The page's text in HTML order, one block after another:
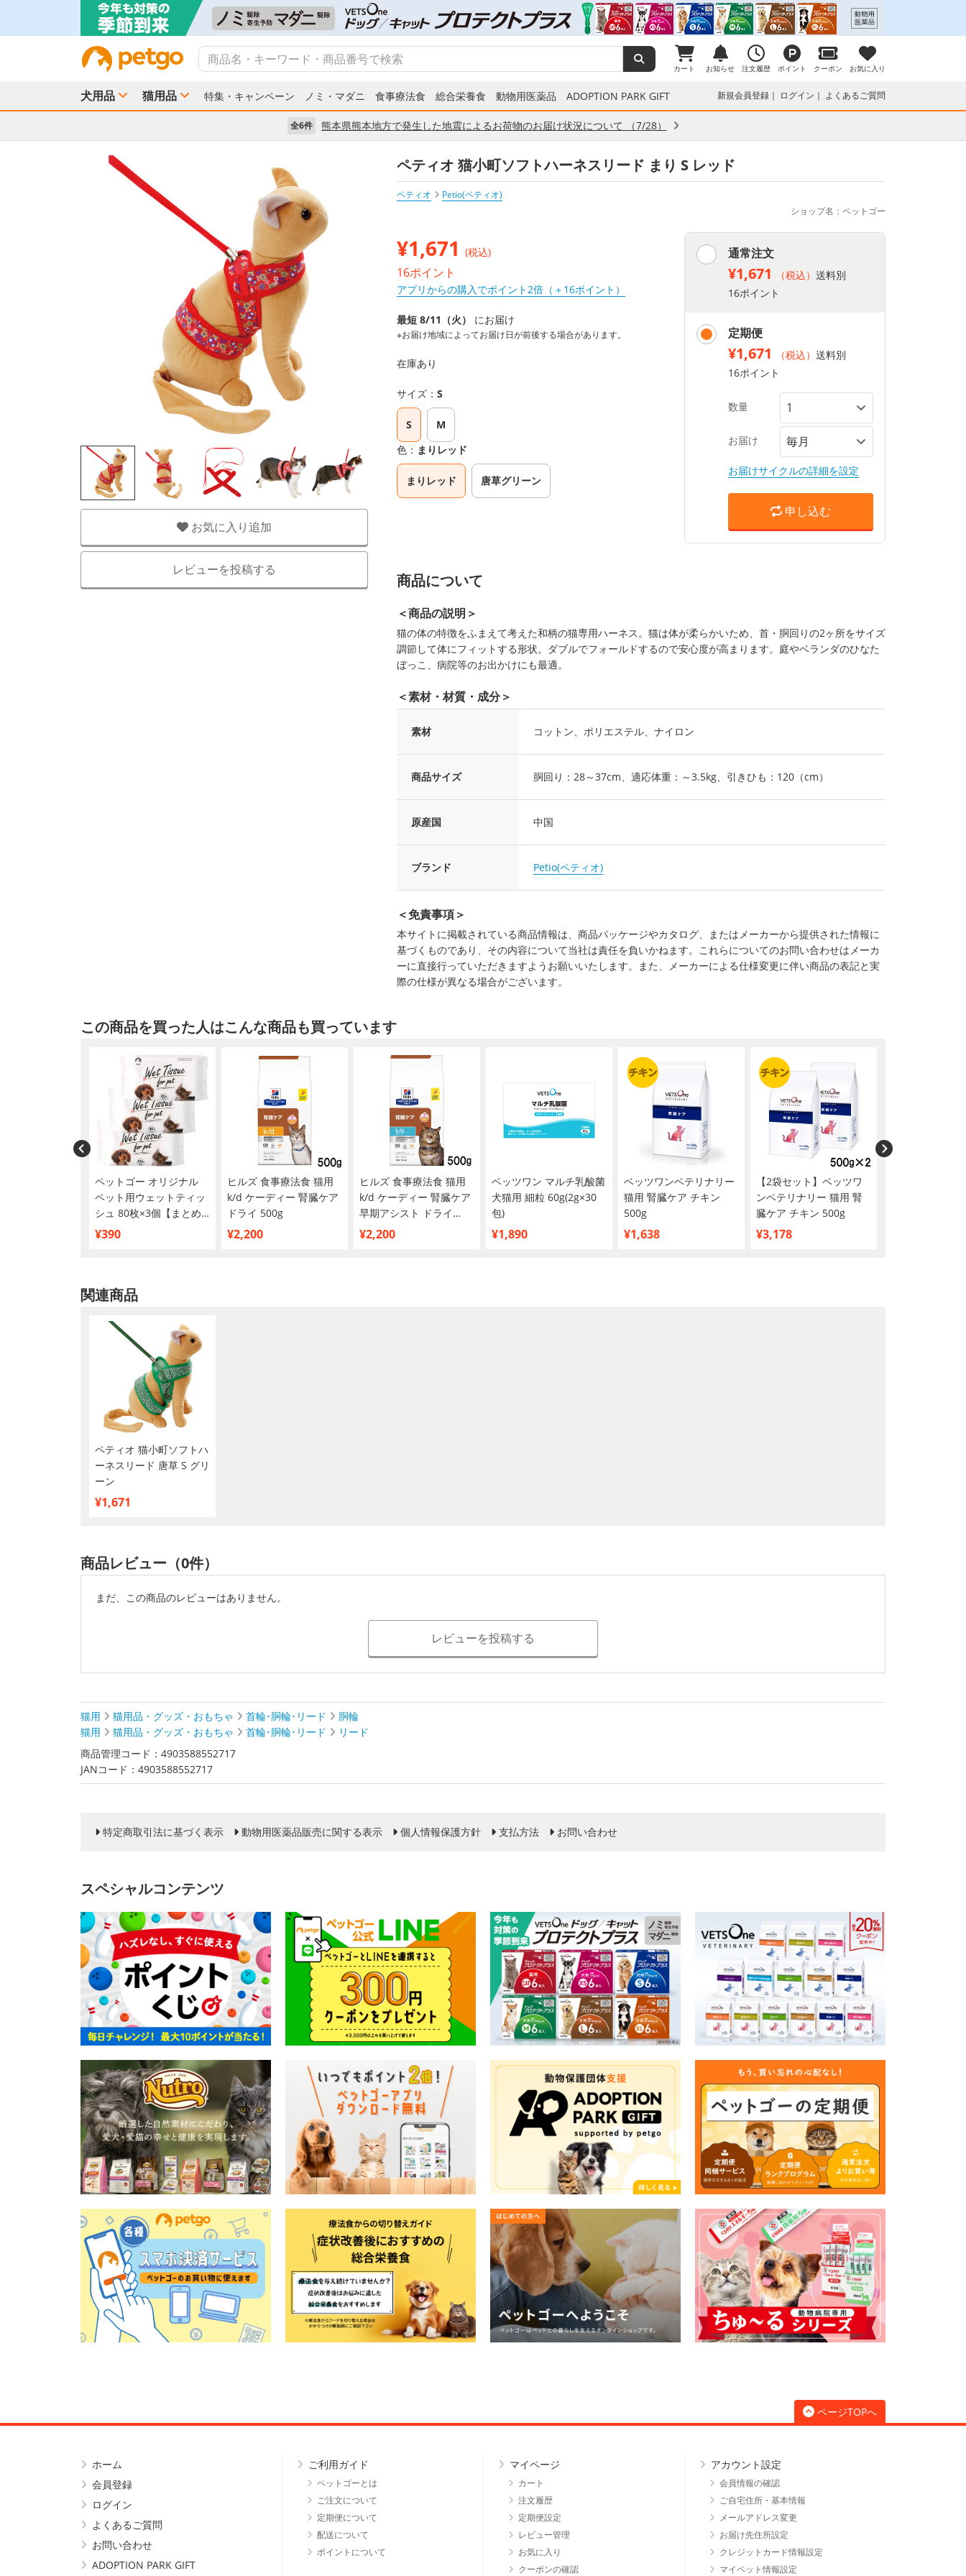
カート お知らせ 注文履歴 ポイント クーポン お気に入り
犬用品 猫用品 特集・キャンペーン ノミ・マダニ 食事療法食 総合栄養食 動物用医薬品 ADOPTION PARK GIFT 新規会員登録 ログイン よくあるご質問
全6件 熊本県熊本地方で発生した地震によるお荷物のお届け状況について （7/28）
お気に入り追加
レビューを投稿する
ペティオ 猫小町ソフトハーネスリード まり S レッド
ペティオ
Petio(ペティオ)
ショップ名：ペットゴー
¥1,671 (税込)
16ポイント
アプリからの購入でポイント2倍（＋16ポイント）
最短 8/11（火） にお届け
※お届け地域によってお届け日が前後する場合があります。
在庫あり
サイズ： S
S
M
色： まりレッド
まりレッド 唐草グリーン
通常注文
¥1,671 （税込） 送料別
16ポイント
定期便
¥1,671 （税込） 送料別
16ポイント
数量
お届け
お届けサイクルの詳細を設定
申し込む
商品について
＜商品の説明＞
猫の体の特徴をふまえて考えた和柄の猫専用ハーネス。猫は体が柔らかいため、首・胴回りの2ヶ所をサイズ
調節して体にフィットする形状。ダブルでフォールドするので安心度が高まります。庭やベランダのひなた
ぼっこ、病院等のお出かけにも最適。
＜素材・材質・成分＞
素材 コットン、ポリエステル、ナイロン
商品サイズ 胴回り：28～37cm、適応体重：～3.5kg、引きひも：120（cm）
原産国 中国
ブランド Petio(ペティオ)
＜免責事項＞
本サイトに掲載されている商品情報は、商品パッケージやカタログ、またはメーカーから提供された情報に
基づくものであり、その内容について当社は責任を負いかねます。これらについてのお問い合わせはメーカ
ーに直接行っていただきますようお願いいたします。また、メーカーによる仕様変更に伴い商品の表記と実
際の仕様が異なる場合がございます。
この商品を買った人はこんな商品も買っています
ペットゴー オリジナル
ペット用ウェットティッ
シュ 80枚×3個【まとめ
買い】
¥390
ヒルズ 食事療法食 猫用
k/d ケーディー 腎臓ケア
ドライ 500g
¥2,200
ヒルズ 食事療法食 猫用
k/d ケーディー 腎臓ケア
早期アシスト ドライ
500g
¥2,200
ベッツワン マルチ乳酸菌
犬猫用 細粒 60g(2g×30
包)
¥1,890
ベッツワンベテリナリー
猫用 腎臓ケア チキン
500g
¥1,638
【2袋セット】ベッツワ
ンベテリナリー 猫用 腎
臓ケア チキン 500g
¥3,178
関連商品
ペティオ 猫小町ソフトハ
ーネスリード 唐草 S グリ
ーン
¥1,671
商品レビュー（0件）
まだ、この商品のレビューはありません。
レビューを投稿する
猫用 猫用品・グッズ・おもちゃ 首輪･胴輪･リード
胴輪
猫用
猫用品・グッズ・おもちゃ 首輪･胴輪･リード
リード
商品管理コード：4903588552717
JANコード：4903588552717
特定商取引法に基づく表示 動物用医薬品販売に関する表示 個人情報保護方針 支払方法 お問い合わせ
スペシャルコンテンツ
ページTOPへ
ホーム
会員登録
ログイン
よくあるご質問
お問い合わせ
ADOPTION PARK GIFT
ご利用ガイド
ペットゴーとは
ご注文について
定期便について
配送について
ポイントについて
マイページ
カート
注文履歴
定期便設定
レビュー管理
お気に入り
クーポンの確認
アカウント設定
会員情報の確認
ご自宅住所・基本情報
メールアドレス変更
お届け先住所設定
クレジットカード情報設定
マイペット情報設定